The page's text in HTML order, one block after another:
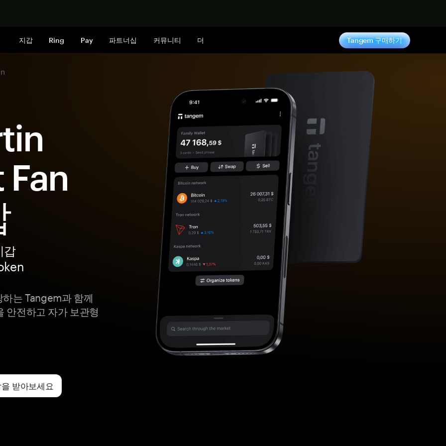
지갑 Ring Pay 파트너십 커뮤니티 더 Tangem 구매하기
갑
는 Tangem과 함께
전하고 자가 보관형
받아보세요